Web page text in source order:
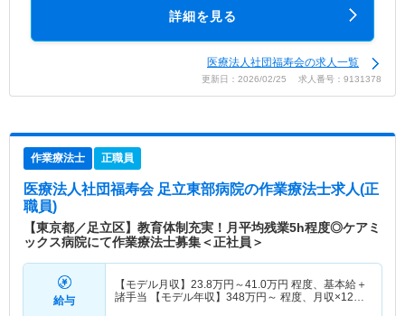
詳細を見る
医療法人社団福寿会の求人一覧
更新日：2026/02/25 求人番号：9131378
作業療法士 正職員
医療法人社団福寿会 足立東部病院の作業療法士求人(正
職員)
【東京都／足立区】教育体制充実！月平均残業5h程度◎ケアミ
ックス病院にて作業療法士募集＜正社員＞
給与
【モデル月収】 23.8万円～41.0万円 程度、基本給＋
諸手当 【モデル年収】 348万円～ 程度、月収×12ヶ